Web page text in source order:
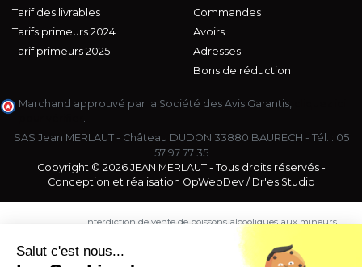
Tarif des livrables
Tarifs primeurs 2024
Tarif primeurs 2025
Commandes
Avoirs
Adresses
Bons de réduction
Marchand approuvé par la Société des Avis Garantis,
SAS Jean MERLAUT - Château DUDON 33880 BAURECH - Tél. : 05
57 97 77 35
Copyright © 2026 JEAN MERLAUT - Tous droits réservés -
Conception et réalisation OpWebDev/ Dr'es Studio
Interdiction de vente de boissons alcooliques aux mineurs
de moins de 18 ans. La preuve de majorité de l'acheteur
est exigée au moment de la vente en ligne.
CODE DE LA SANTE PUBLIQUE, ART. L. 3342-1 et L. 3353-3
Salut c'est nous...